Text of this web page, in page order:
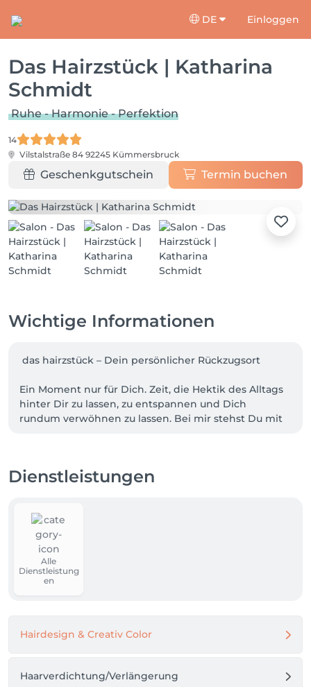
DE Einloggen
Das Hairzstück | Katharina
Schmidt
Ruhe - Harmonie - Perfektion
14
Vilstalstraße 84 92245 Kümmersbruck
Geschenkgutschein Termin buchen
Wichtige Informationen
Ein Moment nur für Dich. Zeit, die Hektik des Alltags
hinter Dir zu lassen, zu entspannen und Dich
rundum verwöhnen zu lassen. Bei mir stehst Du mit
Für alle, die absolute Ruhe suchen: Auf Wunsch biete
Meine volle Aufmerksamkeit gehört während der
Behandlung Dir. Deshalb kann ich Anrufe nicht
immer sofort persönlich entgegennehmen. Bitte
hinterlasse Deinen Namen, Deine Telefonnummer
Erlebe Styling auf höchstem Niveau.
Dienstleistungen
Alle
Dienstleistung
en
Hairdesign & Creativ Color
Haarverdichtung/Verlängerung